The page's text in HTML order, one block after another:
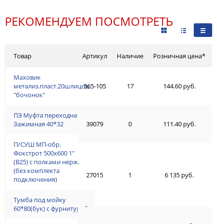
РЕКОМЕНДУЕМ ПОСМОТРЕТЬ
Товар
Маховик
метализ.пласт.20шлицов,
"бочонок"
ПЭ Муфта переходная
Зажимная 40*32
П/СУШ МП-обр.
Фокстрот 500х600 1"
(В25) с полками нерж.
(без комплекта
подключения)
Тумба под мойку
60*80(бук) с фурнитурой
Артикул Наличие Розничная цена*
565-105 17 144.60 руб.
39079 0 111.40 руб.
27015 1 6 135 руб.